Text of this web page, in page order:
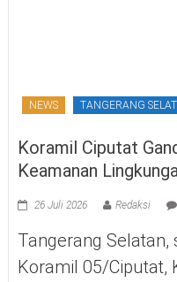
NEWS TANGERANG
Koramil Ciputat
Keamanan
26 Juli 2026 Redaksi
Tangerang
Koramil 05/Ciputat,